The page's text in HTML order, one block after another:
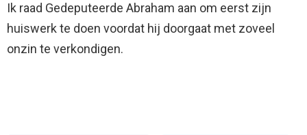
Ik raad Gedeputeerde Abraham aan om eerst zijn
huiswerk te doen voordat hij doorgaat met zoveel
onzin te verkondigen.